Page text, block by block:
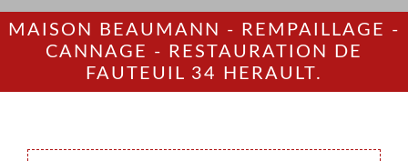
MAISON BEAUMANN - REMPAILLAGE -
CANNAGE - RESTAURATION DE
FAUTEUIL 34 HERAULT.